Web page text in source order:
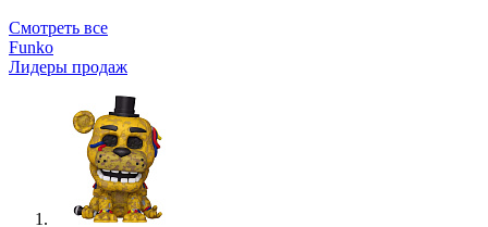
Смотреть все
Funko
Лидеры продаж